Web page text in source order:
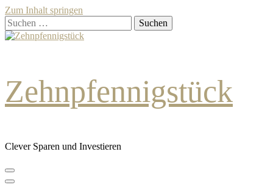
Zum Inhalt springen
Suchen
nach:
Zehnpfennigstück
Clever Sparen und Investieren